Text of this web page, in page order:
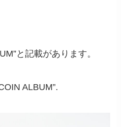
と記載があります。
ALBUM”.